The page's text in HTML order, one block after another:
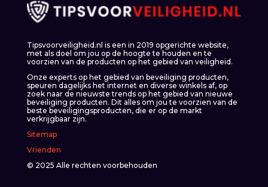
Tipsvoorveiligheid.nl is een in 2019 opgerichte website,
met als doel om jou op de hoogte te houden en te
voorzien van de producten op het gebied van veiligheid.
Onze experts op het gebied van beveiliging producten,
speuren dagelijks het internet en diverse winkels af, op
zoek naar de nieuwste trends op het gebied van nieuwe
beveiliging producten. Dit alles om jou te voorzien van de
beste beveiligingsproducten, die er op de markt
verkrijgbaar zijn.
Sitemap
Vrienden
© 2025 Alle rechten voorbehouden